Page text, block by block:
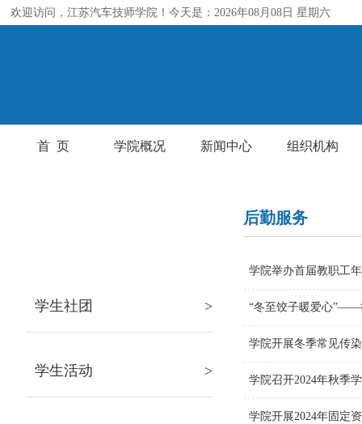
欢迎访问，江苏汽车技师学院！今天是：2026年08月08日 星期六
首 页 学院概况 新闻中心 组织机构
学生社团 >
学生活动 >
后勤服务
学院举办首届教职工
“冬至饺子暖爱心”——
学院开展冬季常见传
学院召开2024年秋季
学院开展2024年固定